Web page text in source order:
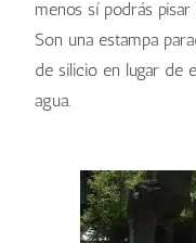
menos sí podrás pisar
Son una estampa
de silicio en lugar de
agua.